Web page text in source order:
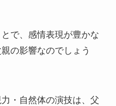
で、感情表現が豊かな
の影響なのでしょう
・自然体の演技は、父